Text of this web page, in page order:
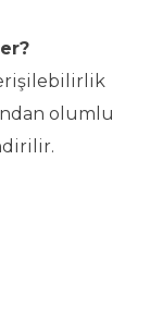
erişilebilirlik
olumlu